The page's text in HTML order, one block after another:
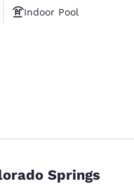
Indoor Pool
Springs